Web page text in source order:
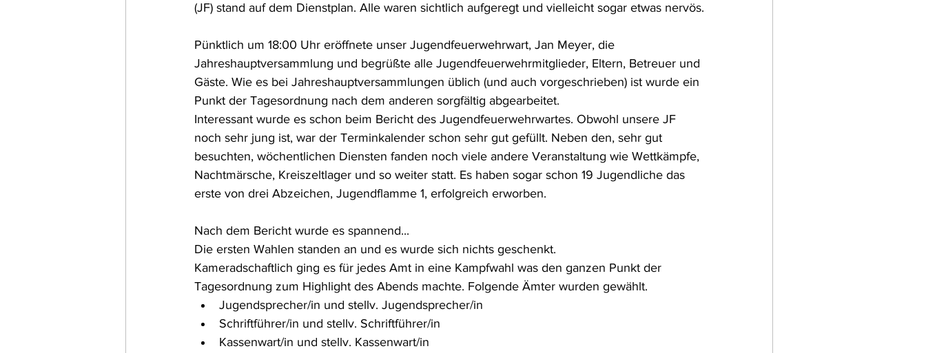
(JF) stand auf dem Dienstplan. Alle waren sichtlich aufgeregt und vielleicht sogar etwas nervös.
Pünktlich um 18:00 Uhr eröffnete unser Jugendfeuerwehrwart, Jan Meyer, die
Jahreshauptversammlung und begrüßte alle Jugendfeuerwehrmitglieder, Eltern, Betreuer und
Gäste. Wie es bei Jahreshauptversammlungen üblich (und auch vorgeschrieben) ist wurde ein
Punkt der Tagesordnung nach dem anderen sorgfältig abgearbeitet.
Interessant wurde es schon beim Bericht des Jugendfeuerwehrwartes. Obwohl unsere JF
noch sehr jung ist, war der Terminkalender schon sehr gut gefüllt. Neben den, sehr gut
besuchten, wöchentlichen Diensten fanden noch viele andere Veranstaltung wie Wettkämpfe,
Nachtmärsche, Kreiszeltlager und so weiter statt. Es haben sogar schon 19 Jugendliche das
erste von drei Abzeichen, Jugendflamme 1, erfolgreich erworben.
Nach dem Bericht wurde es spannend...
Die ersten Wahlen standen an und es wurde sich nichts geschenkt.
Kameradschaftlich ging es für jedes Amt in eine Kampfwahl was den ganzen Punkt der
Tagesordnung zum Highlight des Abends machte. Folgende Ämter wurden gewählt.
Jugendsprecher/in und stellv. Jugendsprecher/in
Schriftführer/in und stellv. Schriftführer/in
Kassenwart/in und stellv. Kassenwart/in